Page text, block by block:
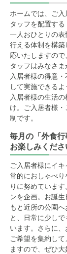
ホームでは、ご
タッフを配置す
一人おひとりの
行える体制を構
応いたしますの
タッフはみなさ
入居者様の得意
して実施できる
入居者様の生活
け。ご入居者様
制です。
毎月の「外食
お楽しみくださ
ご入居者様にイ
常的におしゃべり
りに努めていま
ンを企画。お誕
もと近所の公園
と、日常に少し
います。さらに
ご希望を集約し
ますので、ぜひ大